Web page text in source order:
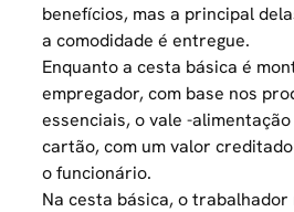
benefícios, mas a principal
a comodidade é entregue.
Enquanto a cesta básica é
empregador, com base nos
essenciais, ovale -
cartão, com um valor
o funcionário.
Na cesta básica, o trabalhador